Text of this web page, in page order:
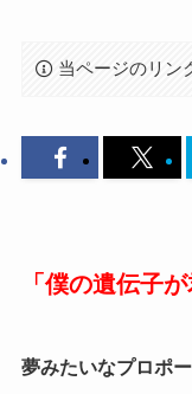
当ページのリン
「僕の遺伝子
夢みたいなプロポ